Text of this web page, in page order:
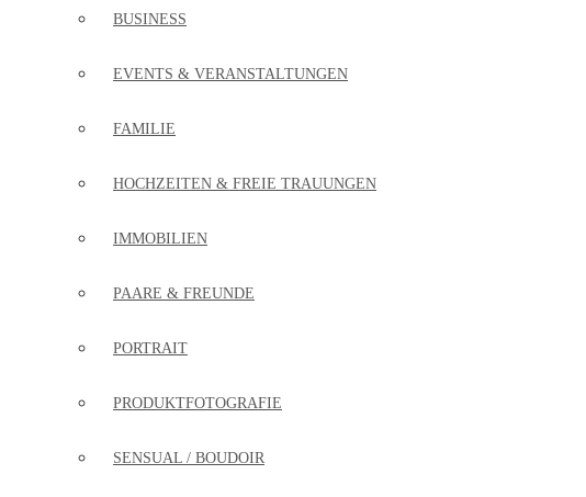
BUSINESS
EVENTS & VERANSTALTUNGEN
FAMILIE
HOCHZEITEN & FREIE TRAUUNGEN
IMMOBILIEN
PAARE & FREUNDE
PORTRAIT
PRODUKTFOTOGRAFIE
SENSUAL / BOUDOIR